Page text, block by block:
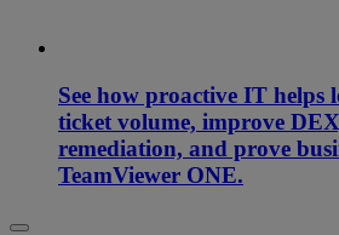
See how proactive IT helps
ticket volume, improve
remediation, and prove
TeamViewer ONE.